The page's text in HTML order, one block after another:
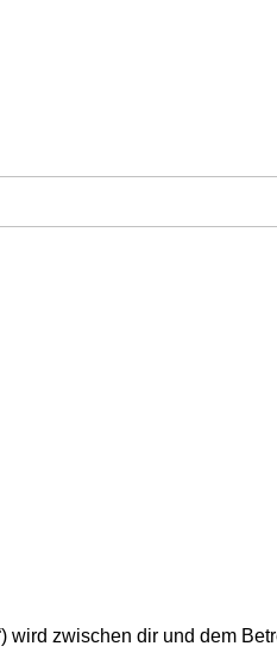
wird zwischen dir und dem